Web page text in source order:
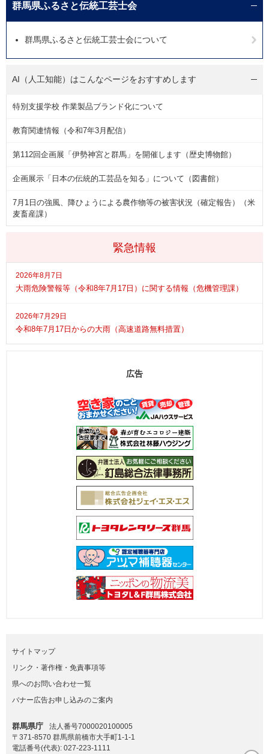
緊急情報
2026年8月7日
大雨危険警報等（令和8年7月17日）に関する情報（危機管理課）
2026年7月29日
令和8年7月17日からの大雨（高速道路無料措置）
群馬県ふるさと伝統工芸士会
群馬県ふるさと伝統工芸士会について
AI（人工知能）はこんなページをおすすめします
特別支援学校 作業製品ブランド化について
教育関連情報（令和7年3月配信）
第112回企画展「伊勢神宮と群馬」を開催します（歴史博物館）
企画展示「日本の伝統的工芸品を知る」について（図書館）
7月1日の強風、降ひょうによる農作物等の被害状況（確定報告）（米
麦畜産課）
広告
サイトマップ
リンク・著作権・免責事項等
県へのお問い合わせ一覧
バナー広告お申し込みのご案内
群馬県庁
法人番号7000020100005
〒371-8570 群馬県前橋市大手町1-1-1
電話番号(代表): 027-223-1111